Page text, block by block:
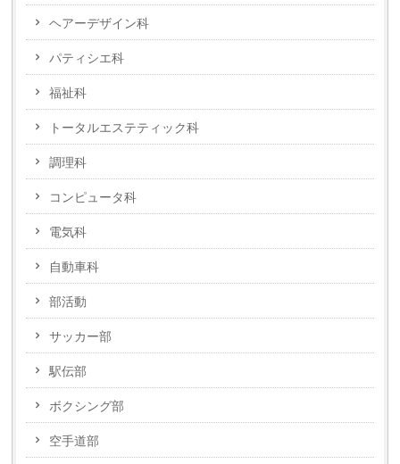
ヘアーデザイン科
パティシエ科
福祉科
トータルエステティック科
調理科
コンピュータ科
電気科
自動車科
部活動
サッカー部
駅伝部
ボクシング部
空手道部